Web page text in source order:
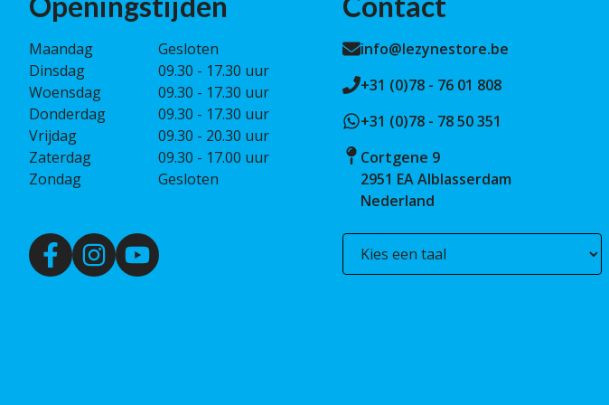
Maandag
Gesloten
Dinsdag
09.30 - 17.30 uur
Woensdag
09.30 - 17.30 uur
Donderdag
09.30 - 17.30 uur
Vrijdag
09.30 - 20.30 uur
Zaterdag
09.30 - 17.00 uur
Zondag
Gesloten
info@lezynestore.be
+31 (0)78 - 76 01 808
+31 (0)78 - 78 50 351
Cortgene 9
2951 EA Alblasserdam
Nederland